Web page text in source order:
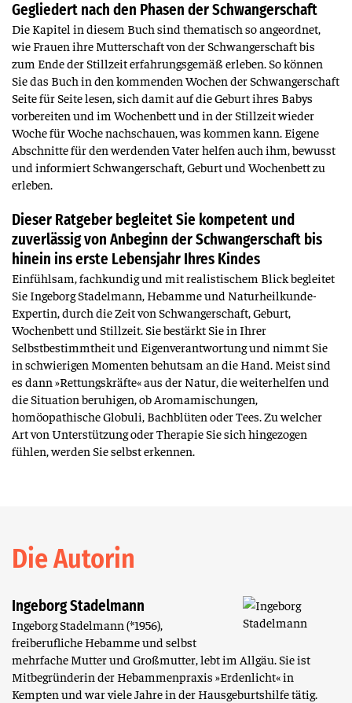
Gegliedert nach den Phasen der Schwangerschaft
Die Kapitel in diesem Buch sind thematisch so angeordnet,
wie Frauen ihre Mutterschaft von der Schwangerschaft bis
zum Ende der Stillzeit erfahrungsgemäß erleben. So können
Sie das Buch in den kommenden Wochen der Schwangerschaft
Seite für Seite lesen, sich damit auf die Geburt ihres Babys
vorbereiten und im Wochenbett und in der Stillzeit wieder
Woche für Woche nachschauen, was kommen kann. Eigene
Abschnitte für den werdenden Vater helfen auch ihm, bewusst
und informiert Schwangerschaft, Geburt und Wochenbett zu
erleben.
Dieser Ratgeber begleitet Sie kompetent und
zuverlässig von Anbeginn der Schwangerschaft bis
hinein ins erste Lebensjahr Ihres Kindes
Einfühlsam, fachkundig und mit realistischem Blick begleitet
Sie Ingeborg Stadelmann, Hebamme und Naturheilkunde-
Expertin, durch die Zeit von Schwangerschaft, Geburt,
Wochenbett und Stillzeit. Sie bestärkt Sie in Ihrer
Selbstbestimmtheit und Eigenverantwortung und nimmt Sie
in schwierigen Momenten behutsam an die Hand. Meist sind
es dann »Rettungskräfte« aus der Natur, die weiterhelfen und
die Situation beruhigen, ob Aromamischungen,
homöopathische Globuli, Bachblüten oder Tees. Zu welcher
Art von Unterstützung oder Therapie Sie sich hingezogen
fühlen, werden Sie selbst erkennen.
Die Autorin
Ingeborg Stadelmann
Ingeborg Stadelmann (*1956),
freiberufliche Hebamme und selbst
mehrfache Mutter und Großmutter, lebt im Allgäu. Sie ist
Mitbegründerin der Hebammenpraxis »Erdenlicht« in
Kempten und war viele Jahre in der Hausgeburtshilfe tätig.